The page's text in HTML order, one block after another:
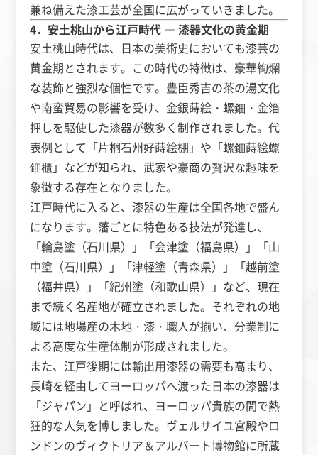
兼ね備えた漆工芸が全国に広がっていきました。
4．安土桃山から江戸時代 ― 漆器文化の黄金期
安土桃山時代は、日本の美術史においても漆芸の
黄金期とされます。この時代の特徴は、豪華絢爛
な装飾と強烈な個性です。豊臣秀吉の茶の湯文化
や南蛮貿易の影響を受け、金銀蒔絵・螺鈿・金箔
押しを駆使した漆器が数多く制作されました。代
表例として「片桐石州好蒔絵棚」や「螺鈿蒔絵螺
鈿櫃」などが知られ、武家や豪商の贅沢な趣味を
象徴する存在となりました。
江戸時代に入ると、漆器の生産は全国各地で盛ん
になります。藩ごとに特色ある技法が発達し、
「輪島塗（石川県）」「会津塗（福島県）」「山
中塗（石川県）」「津軽塗（青森県）」「越前塗
（福井県）」「紀州塗（和歌山県）」など、現在
まで続く名産地が確立されました。それぞれの地
域には地場産の木地・漆・職人が揃い、分業制に
よる高度な生産体制が形成されました。
また、江戸後期には輸出用漆器の需要も高まり、
長崎を経由してヨーロッパへ渡った日本の漆器は
「ジャパン」と呼ばれ、ヨーロッパ貴族の間で熱
狂的な人気を博しました。ヴェルサイユ宮殿やロ
ンドンのヴィクトリア＆アルバート博物館に所蔵